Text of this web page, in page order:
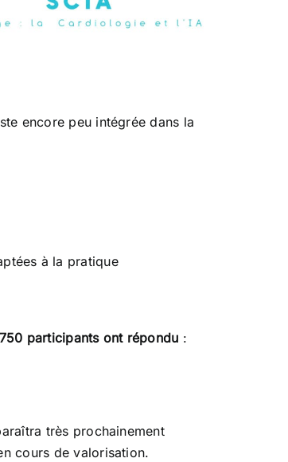
encore peu intégrée dans la
à la pratique
participants ont répondu :
très prochainement
cours de valorisation.